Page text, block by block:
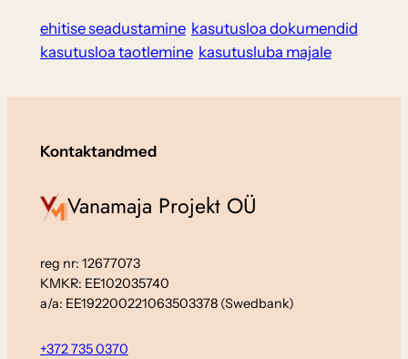
ehitise seadustamine kasutusloa dokumendid
kasutusloa taotlemine kasutusluba majale
Kontaktandmed
Vanamaja Projekt OÜ
reg nr: 12677073
KMKR: EE102035740
a/a: EE192200221063503378 (Swedbank)
+372 735 0370